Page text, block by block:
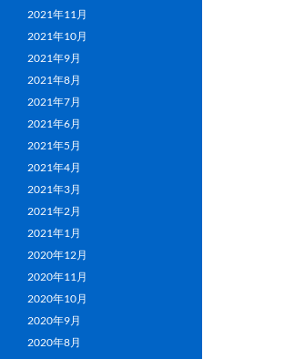
2021年11月
2021年10月
2021年9月
2021年8月
2021年7月
2021年6月
2021年5月
2021年4月
2021年3月
2021年2月
2021年1月
2020年12月
2020年11月
2020年10月
2020年9月
2020年8月